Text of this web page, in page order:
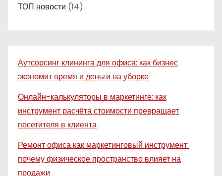
ТОП новости (14)
Аутсорсинг клининга для офиса: как бизнес
экономит время и деньги на уборке
Онлайн-калькуляторы в маркетинге: как
инструмент расчёта стоимости превращает
посетителя в клиента
Ремонт офиса как маркетинговый инструмент:
почему физическое пространство влияет на
продажи